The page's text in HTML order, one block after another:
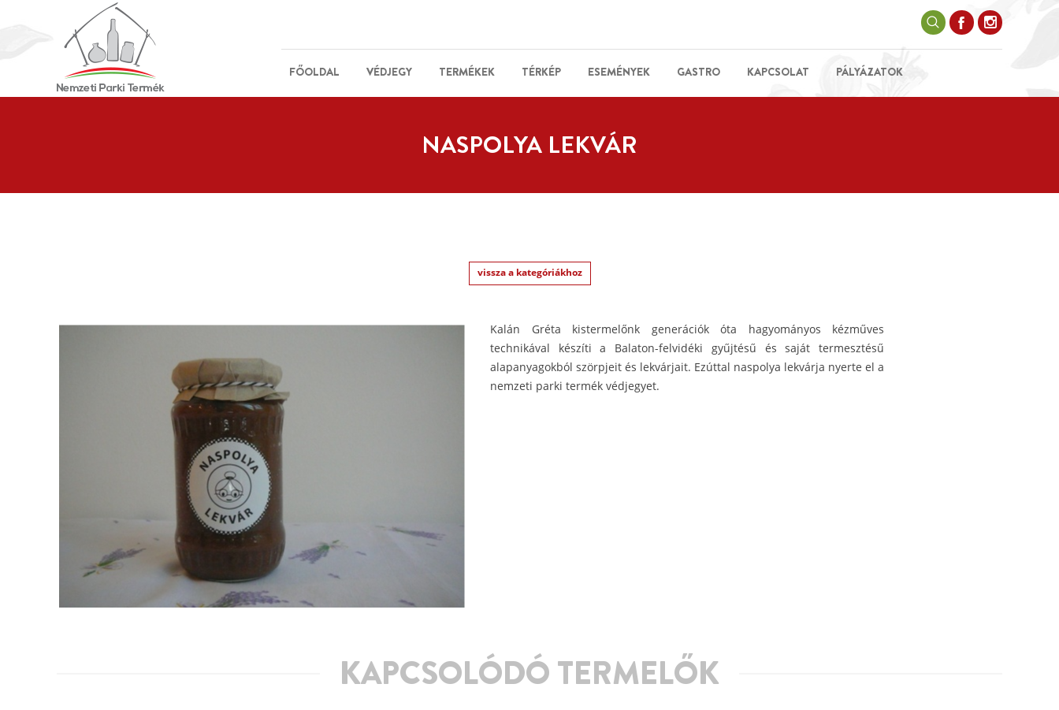
FŐOLDAL VÉDJEGY TERMÉKEK TÉRKÉP ESEMÉNYEK GASTRO KAPCSOLAT PÁLYÁZATOK
NASPOLYA LEKVÁR
vissza a kategóriákhoz
Kalán Gréta kistermelőnk generációk óta hagyományos kézműves
technikával készíti a Balaton-felvidéki gyűjtésű és saját termesztésű
alapanyagokból szörpjeit és lekvárjait. Ezúttal naspolya lekvárja nyerte el a
nemzeti parki termék védjegyet.
KAPCSOLÓDÓ TERMELŐK